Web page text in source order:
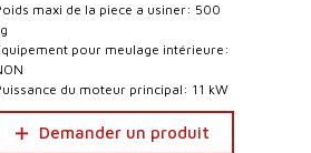
maxi de la piece a usiner: 500
pour meulage intérieure:
du moteur principal: 11 kW
Demander un produit